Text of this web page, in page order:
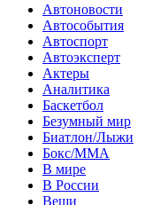
Автоновости
Автособытия
Автоспорт
Автоэксперт
Актеры
Аналитика
Баскетбол
Безумный мир
Биатлон/Лыжи
Бокс/MMA
В мире
В России
Вещи